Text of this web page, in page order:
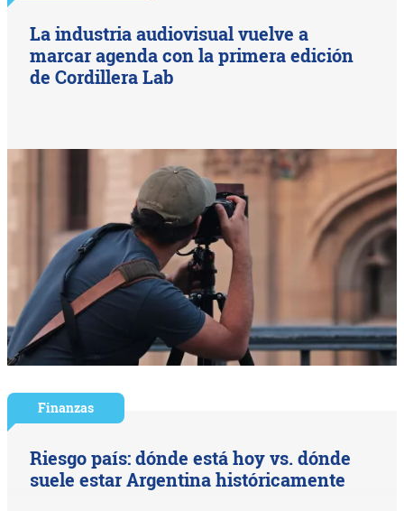
La industria audiovisual vuelve a
marcar agenda con la primera edición
de Cordillera Lab
Finanzas
Riesgo país: dónde está hoy vs. dónde
suele estar Argentina históricamente